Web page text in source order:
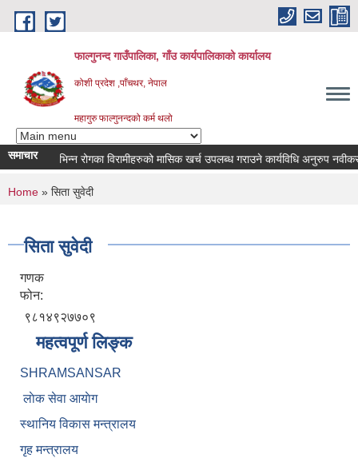
Skip to main content
फाल्गुनन्द गाउँपालिका, गाँउ कार्यपालिकाको कार्यालय
कोशी प्रदेश ,पाँचथर, नेपाल
महागुरु फाल्गुनन्दको कर्म थलो
समाचारविभिन्न रोगका विरामीहरुको मासिक खर्च उपलब्ध गराउने कार्यविधि अनुरुप नवीकरण
You are here
Home » सिता सुवेदी
सिता सुवेदी
गणक
फोन:
९८१४९२७७०९
महत्वपूर्ण लिङ्क
SHRAMSANSAR
लाेक सेवा आयाेग
स्थानिय विकास मन्त्रालय
गृह मन्त्रालय